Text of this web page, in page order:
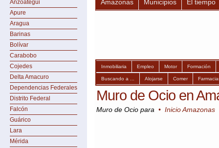
Anzoategui
Apure
Aragua
Barinas
Bolívar
Carabobo
Cojedes
Delta Amacuro
Dependencias Federales
Distrito Federal
Falcón
Guárico
Lara
Mérida
Amazonas Municipios El tiempo
Inmobiliaria Empleo Motor Formación
Buscando a ... Alojarse Comer
Muro de Ocio en
Muro de Ocio para • Inicio Amazonas